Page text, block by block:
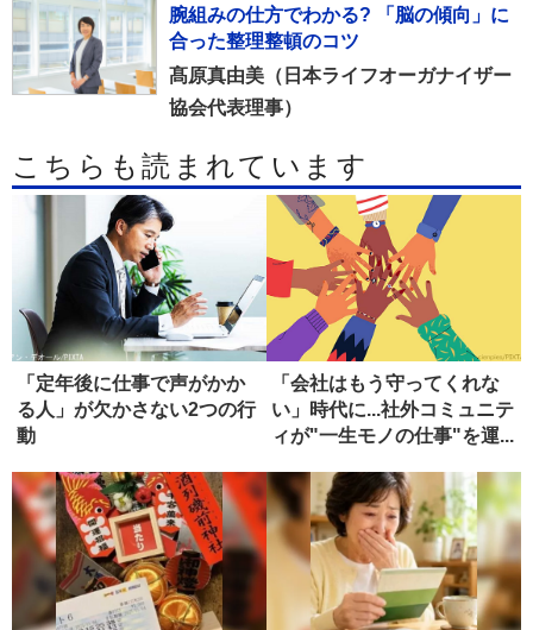
腕組みの仕方でわかる? 「脳の傾向」に
合った整理整頓のコツ
髙原真由美（日本ライフオーガナイザー
協会代表理事）
こちらも読まれています
「定年後に仕事で声がかか
る人」が欠かさない2つの行
動
「会社はもう守ってくれな
い」時代に...社外コミュニテ
ィが"一生モノの仕事"を運...